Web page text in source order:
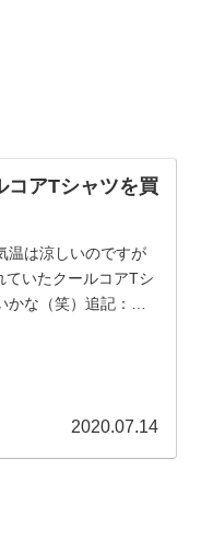
コアTシャツを買
温は涼しいのですが
いたクールコアTシ
な（笑）追記：３
2020.07.14